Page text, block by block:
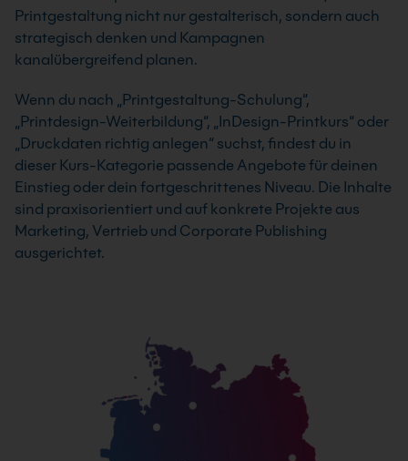
Printgestaltung nicht nur gestalterisch, sondern auch
strategisch denken und Kampagnen
kanalübergreifend planen.
Wenn du nach „Printgestaltung-Schulung“,
„Printdesign-Weiterbildung“, „InDesign-Printkurs“ oder
„Druckdaten richtig anlegen“ suchst, findest du in
dieser Kurs-Kategorie passende Angebote für deinen
Einstieg oder dein fortgeschrittenes Niveau. Die Inhalte
sind praxisorientiert und auf konkrete Projekte aus
Marketing, Vertrieb und Corporate Publishing
ausgerichtet.